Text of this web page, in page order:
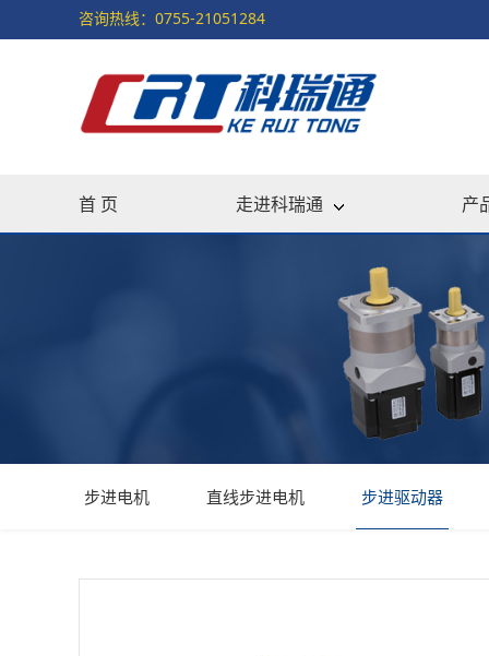
咨询热线：0755-21051284
首 页 走进科瑞通 产
步进电机 直线步进电机 步进驱动器